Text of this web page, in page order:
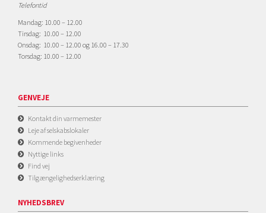
Telefontid
Mandag: 10.00 – 12.00
Tirsdag: 10.00 – 12.00
Onsdag: 10.00 – 12.00 og 16.00 – 17.30
Torsdag: 10.00 – 12.00
GENVEJE
Kontakt din varmemester
Leje af selskabslokaler
Kommende begivenheder
Nyttige links
Find vej
Tilgængelighedserklæring
NYHEDSBREV